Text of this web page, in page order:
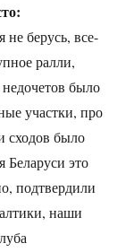
не берусь, все-
ралли,
было
участки, про
сходов было
это
подтвердили
наши